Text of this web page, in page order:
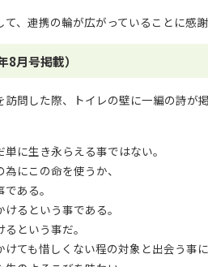
、連携の輪が広がっていることに感謝
月号掲載）
問した際、トイレの壁に一編の詩が
に生き永らえる事ではない。
にこの命を使うか、
ある。
るという事である。
という事だ。
ても惜しくない程の対象と出会う事に